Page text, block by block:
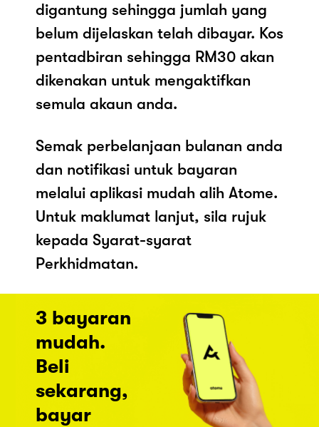
digantung sehingga jumlah yang
belum dijelaskan telah dibayar. Kos
pentadbiran sehingga RM30 akan
dikenakan untuk mengaktifkan
semula akaun anda.
Semak perbelanjaan bulanan anda
dan notifikasi untuk bayaran
melalui aplikasi mudah alih Atome.
Untuk maklumat lanjut, sila rujuk
kepada Syarat-syarat
Perkhidmatan.
3 bayaran
mudah.
Beli
sekarang,
bayar